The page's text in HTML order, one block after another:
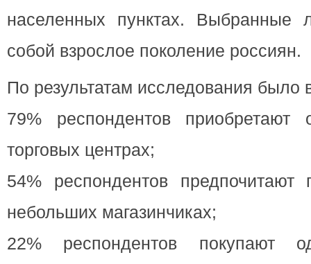
населенных пунктах. Выбранные
собой взрослое поколение россиян.
По результатам исследования было
79% респондентов
торговых центрах;
54% респондентов предпочитают
небольших магазинчиках;
22% респондентов покупают